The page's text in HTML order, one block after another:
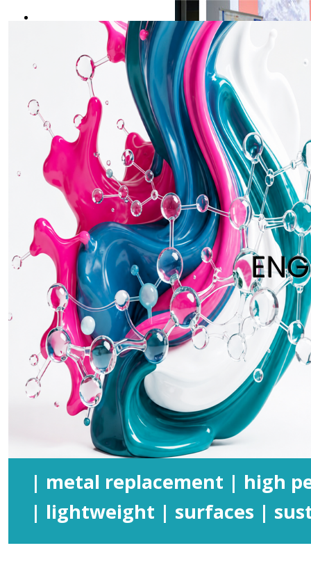
REGISTER NOW
| metal replacement | high
| lightweight | surfaces |